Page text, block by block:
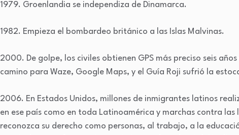
1979. Groenlandia se independiza de Dinamarca.
1982. Empieza el bombardeo británico a las Islas Malvinas.
2000. De golpe, los civiles obtienen GPS más preciso seis
camino para Waze, Google Maps, y el Guía Roji sufrió la
2006. En Estados Unidos, millones de inmigrantes latinos
en ese país como en toda Latinoamérica y marchas contra
reconozca su derecho como personas, al trabajo, a la